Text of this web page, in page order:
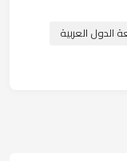
الدول العربية